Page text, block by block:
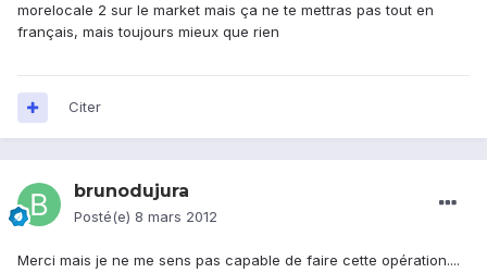
morelocale 2 sur le market mais ça ne te mettras pas tout en
français, mais toujours mieux que rien
Citer
brunodujura
Posté(e) 8 mars 2012
Merci mais je ne me sens pas capable de faire cette opération....